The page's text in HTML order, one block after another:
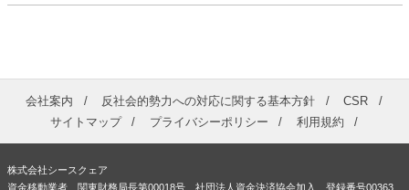
会社案内 反社会的勢力への対応に関する基本方針
CSR
サイトマップ
プライバシーポリシー 利用規約
株式会社シースクェア
資金移動業者 関東財務局長第00018号 社団法人資金決済協会加入 登録番号00363